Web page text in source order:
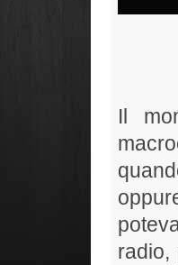
Il
radio,